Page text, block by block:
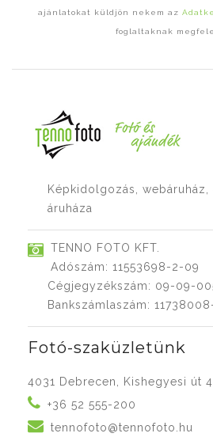
ajánlatokat küldjön nekem az
foglaltaknak
Képkidolgozás,
áruháza
TENNO FOTO KFT.
Adószám: 11553698-2-09
Cégjegyzékszám: 09-09-
Bankszámlaszám:
Fotó-szaküzletünk
4031 Debrecen, Kishegyesi út
+36 52 555-200
tennofoto@tennofoto.hu